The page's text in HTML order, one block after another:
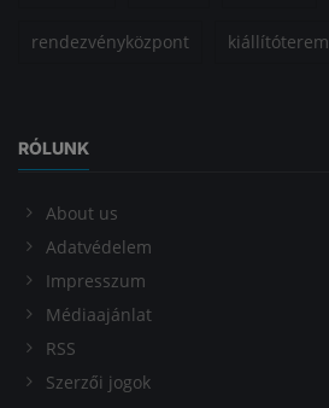
rendezvényközpont kiállítóterem
RÓLUNK
About us
Adatvédelem
Impresszum
Médiaajánlat
RSS
Szerzői jogok